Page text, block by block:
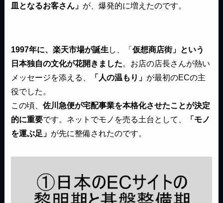
皿となるお客さん」 が、爆発的に増えたのです。
1997年に、楽天市場が誕生 し、「仮想商店街」という
日本独自の文化が花開きました。お店の店長さんが熱い
メッセージを添える、
「人の温もり」 が最初のECの主
役でした。
この頃、佐川急便が宅配事業を本格化させたことが決定
的に重要です。ネットでモノを売る土台として、
「モノ
を運ぶ足」 が先に整備されたのです。